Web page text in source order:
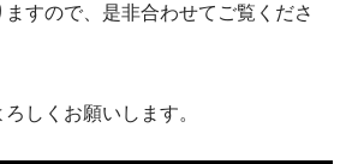
すので、是非合わせてご覧くださ
しくお願いします。